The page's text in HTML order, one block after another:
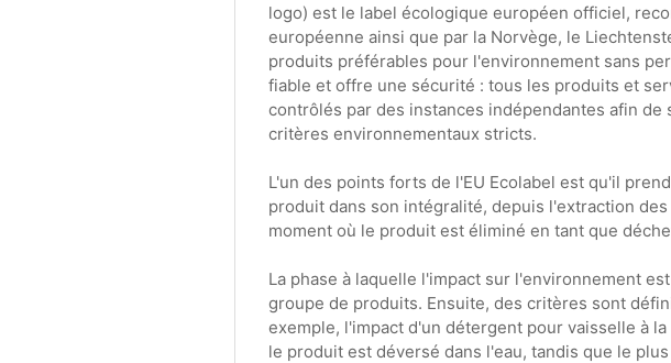
logo) est le label écologique européen officiel,
européenne ainsi que par la Norvège, le
produits préférables pour l'environnement sans
fiable et offre une sécurité : tous les produits et
contrôlés par des instances indépendantes afin
critères environnementaux stricts.
L'un des points forts de l'EU Ecolabel est qu'il
produit dans son intégralité, depuis l'extraction
moment où le produit est éliminé en tant que
La phase à laquelle l'impact sur l'environnement
groupe de produits. Ensuite, des critères sont
exemple, l'impact d'un détergent pour vaisselle à
le produit est déversé dans l'eau, tandis que le